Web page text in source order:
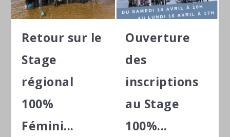
Retour sur le
Stage
régional
100%
Fémini...
Ouverture
des
inscriptions
au Stage
100%...